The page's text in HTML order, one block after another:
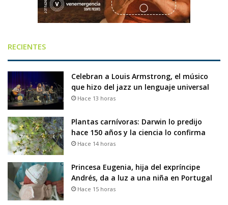
RECIENTES
Celebran a Louis Armstrong, el músico
que hizo del jazz un lenguaje universal
Hace 13 horas
Plantas carnívoras: Darwin lo predijo
hace 150 años y la ciencia lo confirma
Hace 14 horas
Princesa Eugenia, hija del expríncipe
Andrés, da a luz a una niña en Portugal
Hace 15 horas